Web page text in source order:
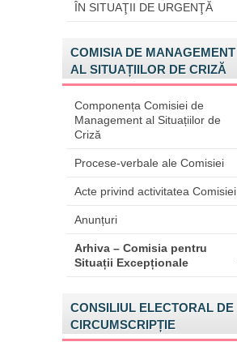
ÎN SITUAŢII DE URGENŢĂ
COMISIA DE MANAGEMENT
AL SITUAȚIILOR DE CRIZĂ
Componența Comisiei de
Management al Situațiilor de
Criză
Procese-verbale ale Comisiei
Acte privind activitatea Comisiei
Anunțuri
Arhiva – Comisia pentru
Situații Excepționale
CONSILIUL ELECTORAL DE
CIRCUMSCRIPȚIE